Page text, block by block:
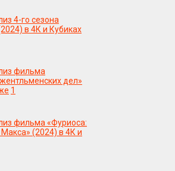
4-го сезона
в 4К и Кубиках
фильма
дел»
1
фильма «Фуриоса:
(2024) в 4К и